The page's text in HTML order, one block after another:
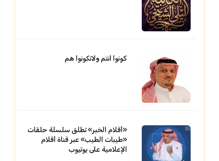
كونوا انتم ولاتكونوا هم
«أقلام الخبر» تطلق سلسلة حلقات
«طيبات الطيب» عبر قناة أقلام
الإعلامية على يوتيوب